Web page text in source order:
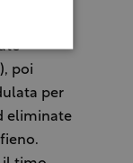
esterne.
poi
per
eliminate